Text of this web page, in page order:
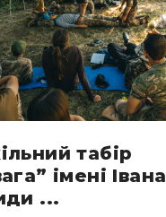
табір
імені Івана
...